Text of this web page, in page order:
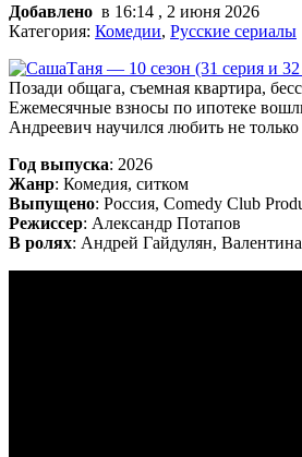
Добавлено в 16:14 , 2 июня 2026
Категория: Комедии, Русские сериалы
Позади общага, съемная квартира,
Ежемесячные взносы по ипотеке
Андреевич научился любить не
Год выпуска: 2026
Жанр: Комедия, ситком
Выпущено: Россия, Comedy Club
Режиссер: Александр Потапов
В ролях: Андрей Гайдулян,